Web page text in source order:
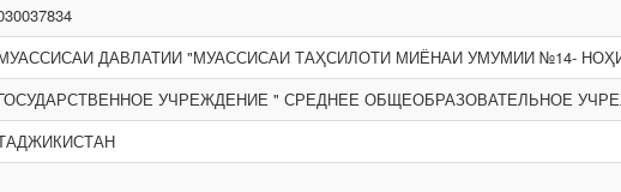
ДАВЛАТИИ "МУАССИСАИ ТАҲСИЛОТИ МИЁНАИ УМУМИИ №14-
УЧРЕЖДЕНИЕ " СРЕДНЕЕ ОБЩЕОБРАЗОВАТЕЛЬНОЕ